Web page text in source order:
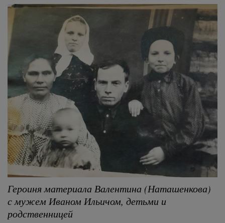
Героиня материала Валентина (Наташенкова)
с мужем Иваном Ильичом, детьми и
родственницей